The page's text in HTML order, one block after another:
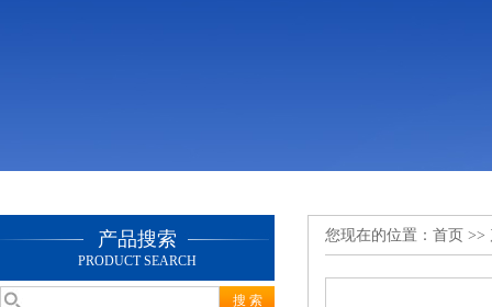
产品搜索
PRODUCT SEARCH
您现在的位置： 首页 >>